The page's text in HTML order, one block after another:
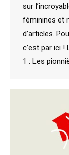
sur
féminines et
d’articles.
c’est par ici
1 : Les